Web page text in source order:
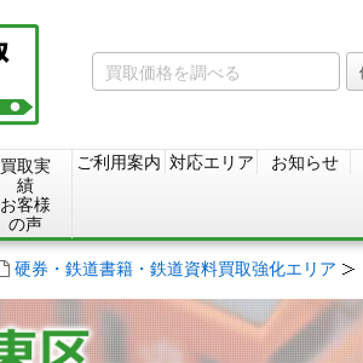
買取実
績
お客様
の声
ご利用案内 対応エリア お知らせ
硬券・鉄道書籍・鉄道資料買取強化エリア